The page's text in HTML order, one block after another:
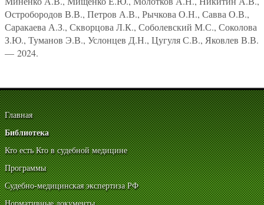
Остробородов В.В., Петров А.В., Рычкова О.Н., Савва О.В.,
Саракаева А.З., Скворцова Л.К., Соболевский М.С., Соколова
З.Ю., Туманов Э.В., Услонцев Д.Н., Цугуля С.В., Яковлев В.В.
— 2024.
Главная
Библиотека
Кто есть Кто в судебной медицине
Программы
Судебно-медицинская экспертиза РФ